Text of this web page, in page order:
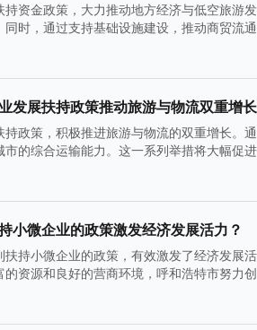
资金政策，大力推动地方经济与低空旅游
时，通过支持基础设施建设，推动商贸流
发展扶持政策推动旅游与物流双重增
政策，积极推进旅游与物流的双重增长。
的综合运输能力。这一系列举措将大幅促
小微企业的政策激发经济发展活力？
持小微企业的政策，有效激发了经济发展
资源和良好的营商环境，呼和浩特市努力